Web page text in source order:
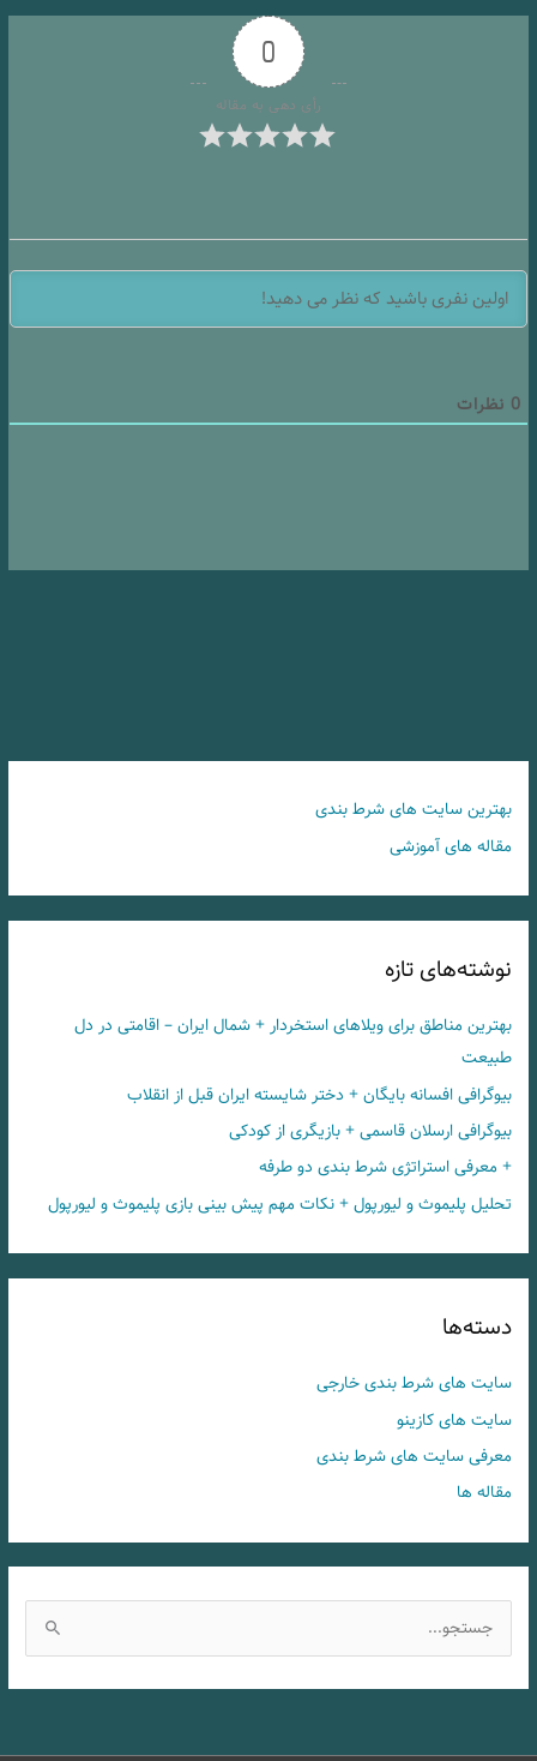
0
رأی دهی به مقاله
0 نظرات
بهترین سایت های شرط بندی
مقاله های آموزشی
نوشته‌های تازه
بهترین مناطق برای ویلاهای استخردار + شمال ایران – اقامتی در دل
طبیعت
بیوگرافی افسانه بایگان + دختر شایسته ایران قبل از انقلاب
بیوگرافی ارسلان قاسمی + بازیگری از کودکی
+ معرفی استراتژی شرط بندی دو طرفه
تحلیل پلیموث و لیورپول + نکات مهم پیش بینی بازی پلیموث و لیورپول
دسته‌ها
سایت های شرط بندی خارجی
سایت های کازینو
معرفی سایت های شرط بندی
مقاله ها